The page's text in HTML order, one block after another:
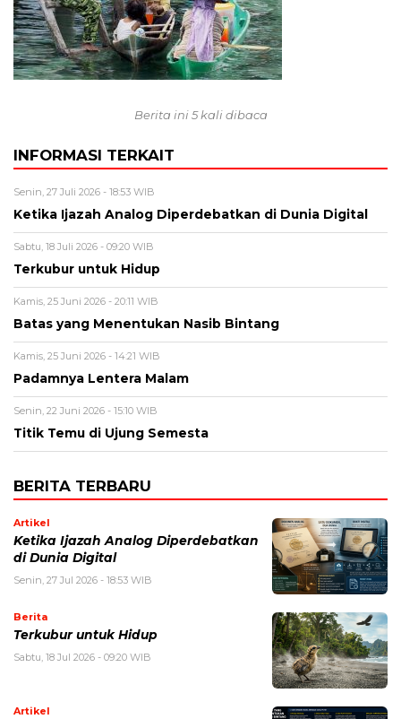
Berita ini 5 kali dibaca
INFORMASI TERKAIT
Senin, 27 Juli 2026 - 18:53 WIB
Ketika Ijazah Analog Diperdebatkan di Dunia Digital
Sabtu, 18 Juli 2026 - 09:20 WIB
Terkubur untuk Hidup
Kamis, 25 Juni 2026 - 20:11 WIB
Batas yang Menentukan Nasib Bintang
Kamis, 25 Juni 2026 - 14:21 WIB
Padamnya Lentera Malam
Senin, 22 Juni 2026 - 15:10 WIB
Titik Temu di Ujung Semesta
BERITA TERBARU
Artikel
Ketika Ijazah Analog Diperdebatkan
di Dunia Digital
Senin, 27 Jul 2026 - 18:53 WIB
Berita
Terkubur untuk Hidup
Sabtu, 18 Jul 2026 - 09:20 WIB
Artikel